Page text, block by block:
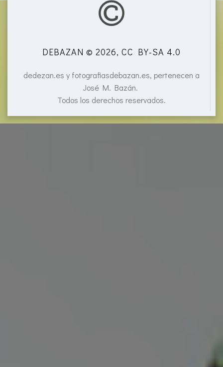
DEBAZAN © 2026, CC BY-SA 4.0
dedezan.es y fotografiasdebazan.es, pertenecen a
José M. Bazán.
Todos los derechos reservados.